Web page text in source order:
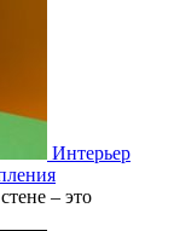
Интерьер
– это